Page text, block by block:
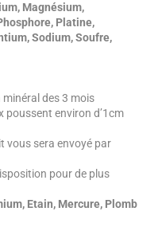
Magnésium,
Platine,
Sodium, Soufre,
des 3 mois
poussent environ d’1cm
vous sera envoyé par
pour de plus
Etain, Mercure, Plomb